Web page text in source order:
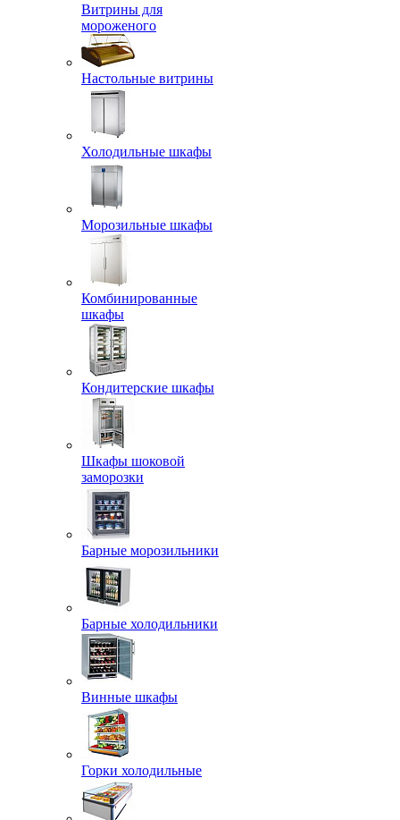
Витрины для
мороженого
Настольные витрины
Холодильные шкафы
Морозильные шкафы
Комбинированные
шкафы
Кондитерские шкафы
Шкафы шоковой
заморозки
Барные морозильники
Барные холодильники
Винные шкафы
Горки холодильные